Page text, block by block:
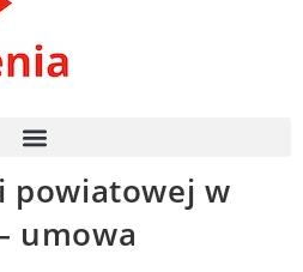
powiatowej w
umowa